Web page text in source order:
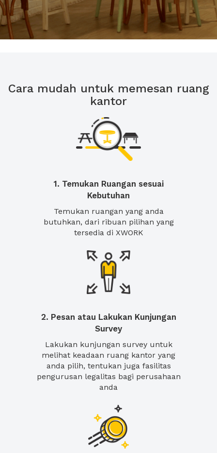
Cara mudah untuk memesan ruang
kantor
1. Temukan Ruangan sesuai
Kebutuhan
Temukan ruangan yang anda
butuhkan, dari ribuan pilihan yang
tersedia di XWORK
2. Pesan atau Lakukan Kunjungan
Survey
Lakukan kunjungan survey untuk
melihat keadaan ruang kantor yang
anda pilih, tentukan juga fasilitas
pengurusan legalitas bagi perusahaan
anda